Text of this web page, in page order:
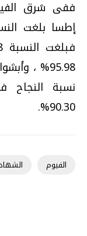
90.30%.
الفيوم